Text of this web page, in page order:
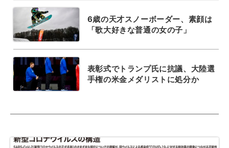
6歳の天才スノーボーダー、素顔は
「歌大好きな普通の女の子」
表彰式でトランプ氏に抗議、大陸選
手権の米金メダリストに処分か